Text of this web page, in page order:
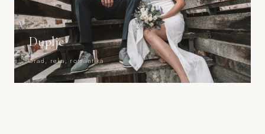
Duplje
Grad, reka, romantika